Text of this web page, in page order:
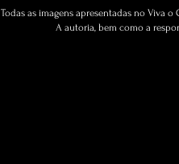
Todas as imagens apresentadas no Viva
A autoria, bem como a